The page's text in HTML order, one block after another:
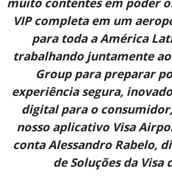
muito contentes em poder
VIP completa em um
para toda a América
trabalhando juntamente
Group para preparar
experiência segura,
digital para o
nosso aplicativo Visa
conta Alessandro Rabelo,
de Soluções da Visa